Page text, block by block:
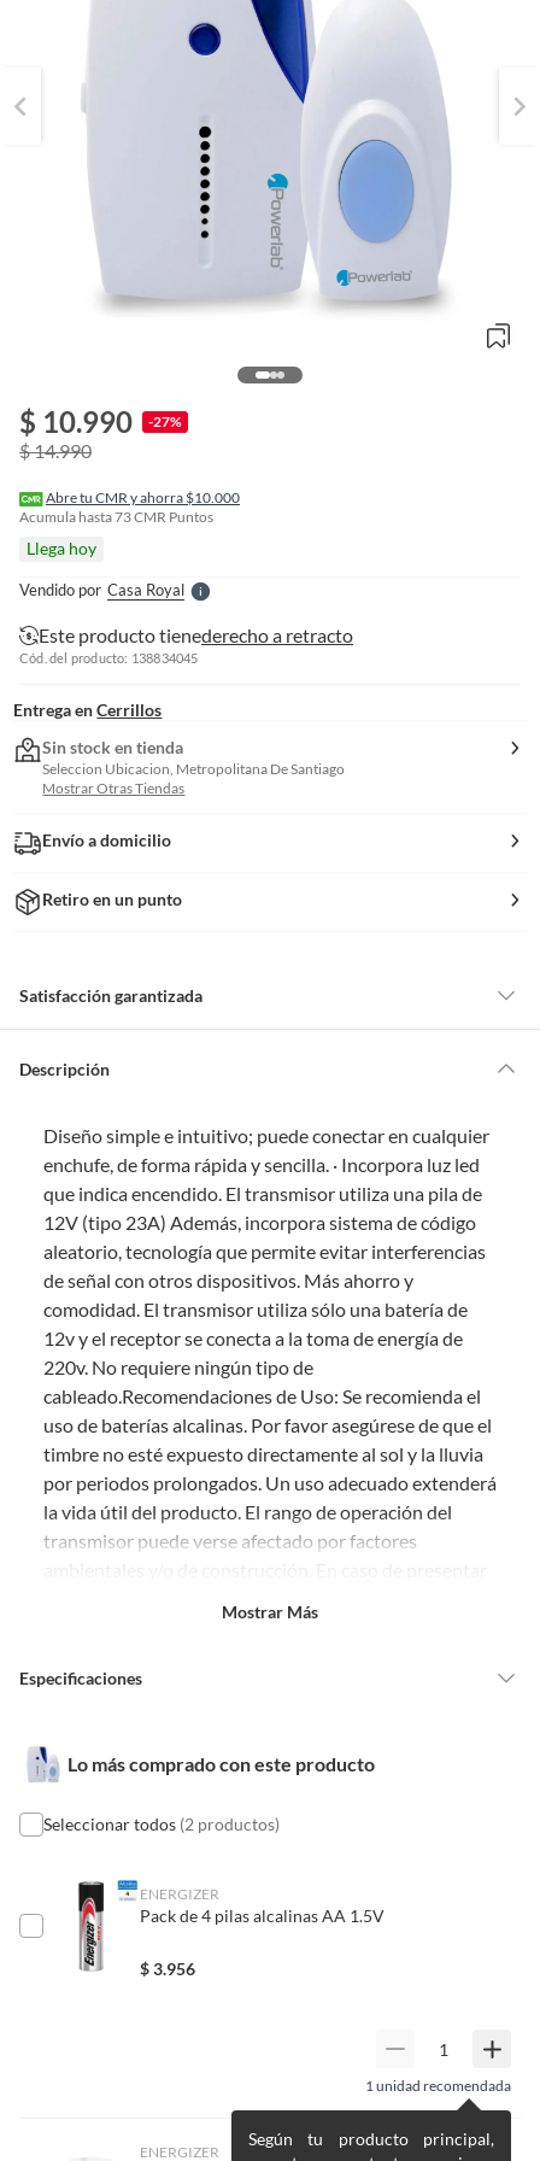
$ 10.990 -27%
$ 14.990
Abre tu CMR y ahorra $10.000
Acumula hasta73CMR Puntos
Llega hoy
Vendido por Casa RoyalS
e
r
o
Este producto tienederecho a retracto
Cód. del producto: 138834045
Entrega en Cerrillos
Sin stock en tienda
Seleccion Ubicacion, Metropolitana De Santiago
Mostrar Otras Tiendas
Envío a domicilio
Retiro en un punto
Satisfacción garantizada
de la compra.
comprado por internet y que hay ciertas categorías que no tienen este
derecho:
Productos que, por su naturaleza, no puedan ser devueltos,
puedan deteriorarse o caducar con rapidez.
Confeccionados a la medida.
De uso personal.
En sodimac.cl te damos30 días desde que recibes el producto . Debe
estar en perfecto estado, con todas sus etiquetas y sin uso, tal como te lo
entregamos.
Productos digitales que se entregan a través de una descarga
electrónica, por ejemplo, cupones de experiencia o programas
para el computador.
Productos a pedido o confeccionados a medida.
Productos que han sido informados como imperfectos, usados,
reparados, abiertos, de segunda selección, remanufacturados o
con alguna deficiencia, que sean comprados en esa condición a
Pinturas de un color a solicitud.
De uso personal.
Descripción
Diseño simple e intuitivo; puede conectar en cualquier
enchufe, de forma rápida y sencilla. · Incorpora luz led
que indica encendido. El transmisor utiliza una pila de
12V (tipo 23A) Además, incorpora sistema de código
aleatorio, tecnología que permite evitar interferencias
de señal con otros dispositivos. Más ahorro y
comodidad. El transmisor utiliza sólo una batería de
12v y el receptor se conecta a la toma de energía de
220v. No requiere ningún tipo de
cableado.Recomendaciones de Uso: Se recomienda el
uso de baterías alcalinas. Por favor asegúrese de que el
timbre no esté expuesto directamente al sol y la lluvia
por periodos prolongados. Un uso adecuado extenderá
la vida útil del producto. El rango de operación del
transmisor puede verse afectado por factores
ambientales y/o de construcción. En caso de presentar
Mostrar Más
Especificaciones
Condicion del
producto
Voltaje 220 V
Lo más comprado con este producto
Seleccionar todos (2 productos)
ENERGIZER
Pack de 4 pilas alcalinas AA 1.5V
$3.956
1unidad recomendada
Según tu producto principal,
ENERGIZER